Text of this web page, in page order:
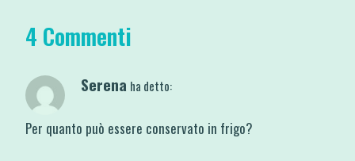
4 Commenti
Serena ha detto:
Per quanto può essere conservato in frigo?